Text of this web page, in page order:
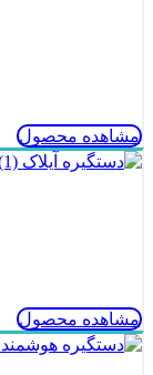
مشاهده محصول
مشاهده محصول